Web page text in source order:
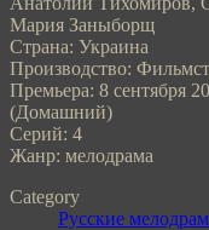
Мария Заныборщ
Страна: Украина
Производство:
Премьера: 8 сентября
(Домашний)
Серий: 4
Жанр: мелодрама
Category
Русские